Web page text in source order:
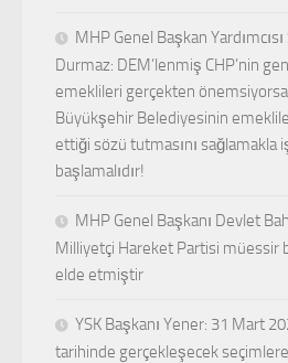
MHP Genel Başkan Yardımcısı
Durmaz: DEM’lenmiş CHP’nin
emeklileri gerçekten
Büyükşehir Belediyesinin
ettiği sözü tutmasını sağlamakla
başlamalıdır!
MHP Genel Başkanı Devlet
Milliyetçi Hareket Partisi müessir
elde etmiştir
YSK Başkanı Yener: 31 Mart
tarihinde gerçekleşecek